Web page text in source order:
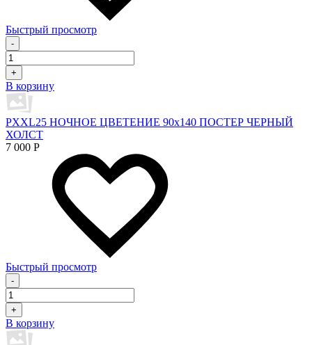
Быстрый просмотр
-
+
В корзину
PXXL25 НОЧНОЕ ЦВЕТЕНИЕ 90x140 ПОСТЕР ЧЕРНЫЙ
ХОЛСТ
7 000 Р
Быстрый просмотр
-
+
В корзину